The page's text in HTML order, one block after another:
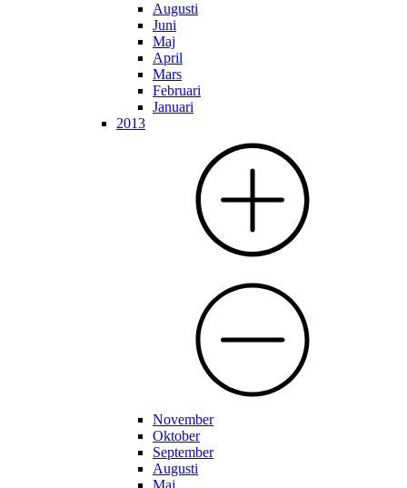
Augusti
Juni
Maj
April
Mars
Februari
Januari
2013
November
Oktober
September
Augusti
Maj